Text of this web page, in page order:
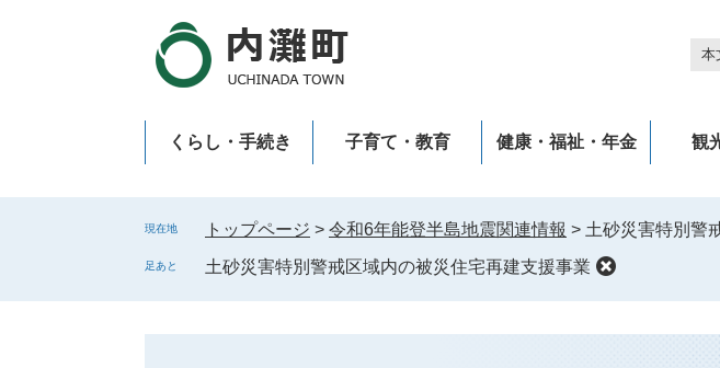
す
し
へ
本
くらし・手続き 子育て・教育 健康・福祉・年金 観
現在地 トップページ > 令和6年能登半島地震関連情報 > 土砂災害特別警
足あと 土砂災害特別警戒区域内の被災住宅再建支援事業